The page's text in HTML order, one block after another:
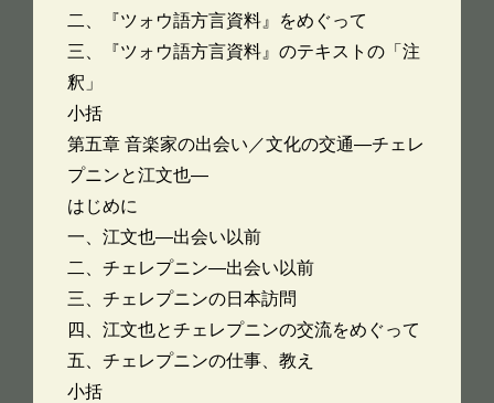
二、『ツォウ語方言資料』をめぐって
三、『ツォウ語方言資料』のテキストの「注
釈」
小括
第五章 音楽家の出会い／文化の交通―チェレ
プニンと江文也―
はじめに
一、江文也―出会い以前
二、チェレプニン―出会い以前
三、チェレプニンの日本訪問
四、江文也とチェレプニンの交流をめぐって
五、チェレプニンの仕事、教え
小括